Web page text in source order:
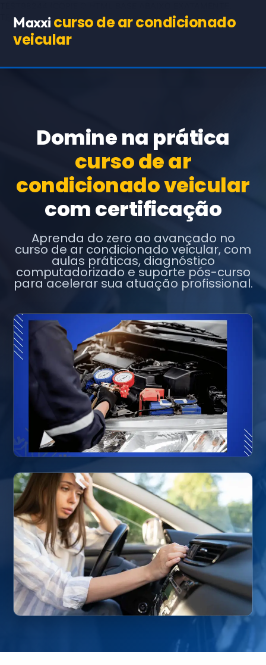
TROCANDO APENAS OS TEXTOS E URLs INDICADOS)
Maxxi curso de ar condicionado
veicular
Domine na prática
curso de ar
condicionado veicular
com certificação
Aprenda do zero ao avançado no
curso de ar condicionado veicular, com
aulas práticas, diagnóstico
computadorizado e suporte pós-curso
para acelerar sua atuação profissional.